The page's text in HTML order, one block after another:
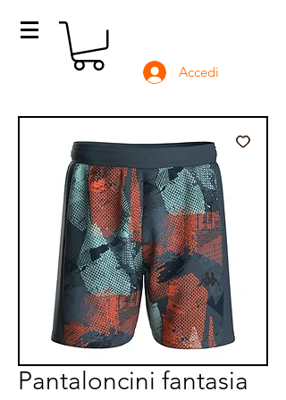
Accedi
Pantaloncini fantasia